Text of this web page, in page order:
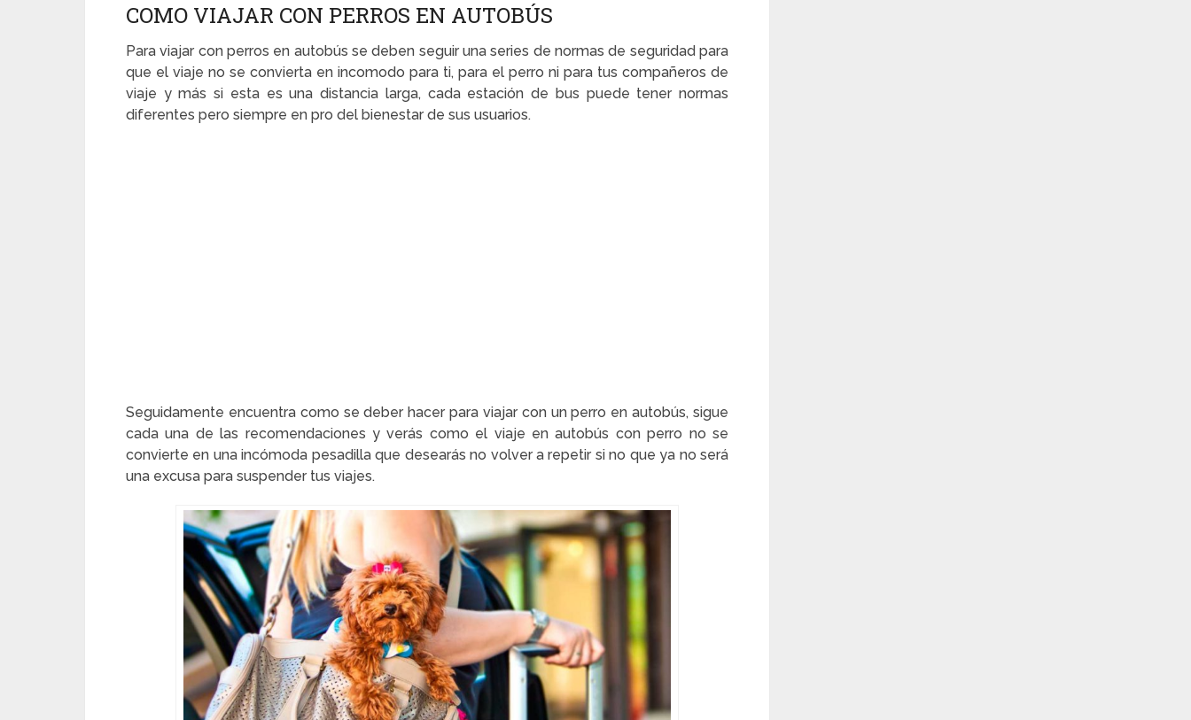
COMO VIAJAR CON PERROS EN AUTOBÚS
Para viajar con perros en autobús se deben seguir una series de normas de seguridad para
que el viaje no se convierta en incomodo para ti, para el perro ni para tus compañeros de
viaje y más si esta es una distancia larga, cada estación de bus puede tener normas
diferentes pero siempre en pro del bienestar de sus usuarios.
Seguidamente encuentra como se deber hacer para viajar con un perro en autobús, sigue
cada una de las recomendaciones y verás como el viaje en autobús con perro no se
convierte en una incómoda pesadilla que desearás no volver a repetir si no que ya no será
una excusa para suspender tus viajes.